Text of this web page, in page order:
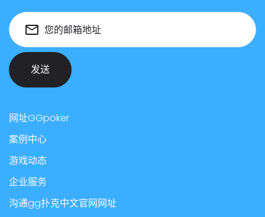
您的邮箱地址
发送
网址GGpoker
案例中心
游戏动态
企业服务
沟通gg扑克中文官网网址